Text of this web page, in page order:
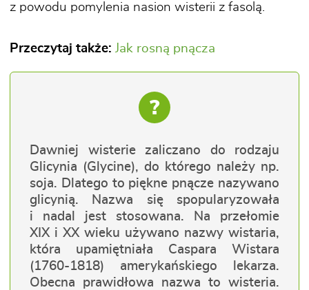
z powodu pomylenia nasion wisterii z fasolą.
Przeczytaj także: Jak rosną pnącza
?
Dawniej wisterie zaliczano do rodzaju
Glicynia (Glycine), do którego należy np.
soja. Dlatego to piękne pnącze nazywano
glicynią. Nazwa się spopularyzowała
i nadal jest stosowana. Na przełomie
XIX i XX wieku używano nazwy wistaria,
która upamiętniała Caspara Wistara
(1760-1818) amerykańskiego lekarza.
Obecna prawidłowa nazwa to wisteria.